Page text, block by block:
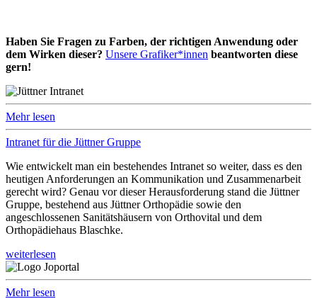
Haben Sie Fragen zu Farben, der richtigen Anwendung oder
dem Wirken dieser? Unsere Grafiker*innen beantworten diese
gern!
Mehr lesen
Intranet für die Jüttner Gruppe
Wie entwickelt man ein bestehendes Intranet so weiter, dass es den
heutigen Anforderungen an Kommunikation und Zusammenarbeit
gerecht wird? Genau vor dieser Herausforderung stand die Jüttner
Gruppe, bestehend aus Jüttner Orthopädie sowie den
angeschlossenen Sanitätshäusern von Orthovital und dem
Orthopädiehaus Blaschke.
weiterlesen
Mehr lesen